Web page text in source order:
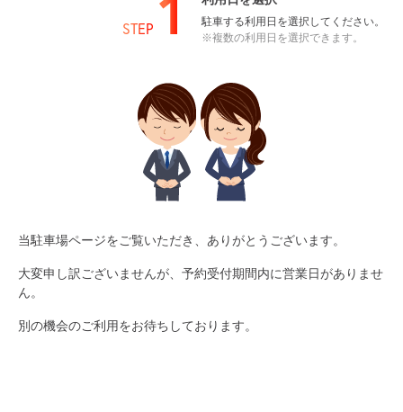
STEP
駐車する利用日を選択してください。
※複数の利用日を選択できます。
当駐車場ページをご覧いただき、ありがとうございます。
大変申し訳ございませんが、予約受付期間内に営業日がありませ
ん。
別の機会のご利用をお待ちしております。